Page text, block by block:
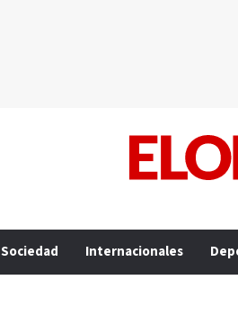
Sociedad Internacionales